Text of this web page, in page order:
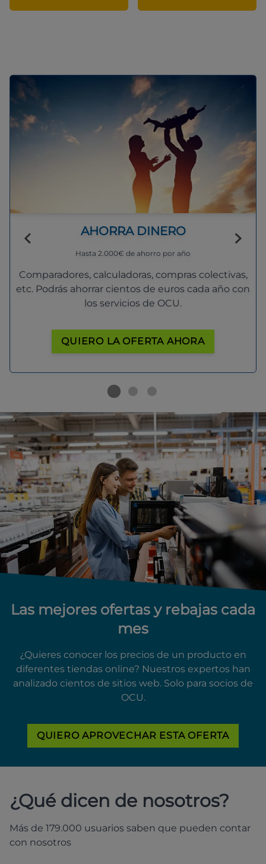
AHORRA DINERO
Hasta 2.000€ de ahorro por año
Comparadores, calculadoras, compras colectivas,
etc. Podrás ahorrar cientos de euros cada año con
los servicios de OCU.
QUIERO LA OFERTA AHORA
Las mejores ofertas y rebajas cada
mes
¿Quieres conocer los precios de un producto en
diferentes tiendas online? Nuestros expertos han
analizado cientos de sitios web. Solo para socios de
OCU.
QUIERO APROVECHAR ESTA OFERTA
¿Qué dicen de nosotros?
Más de 179.000 usuarios saben que pueden contar
con nosotros